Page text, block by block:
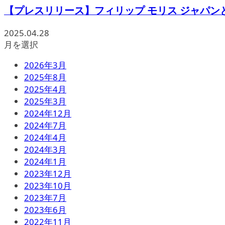
【プレスリリース】フィリップ モリス ジャパン
2025.04.28
月を選択
2026年3月
2025年8月
2025年4月
2025年3月
2024年12月
2024年7月
2024年4月
2024年3月
2024年1月
2023年12月
2023年10月
2023年7月
2023年6月
2022年11月